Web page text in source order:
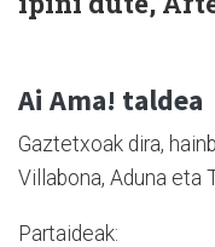
Ai Ama! taldea
Gaztetxoak dira,
Villabona, Aduna eta
Partaideak: